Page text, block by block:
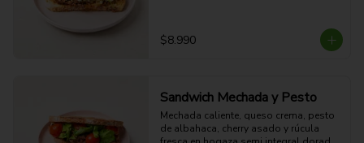
28g Proteina - 63g Carbohidratos -
31g grasa - 8g Fibra - 648 Kcal
$8.990
Sandwich Mechada y Pesto
Mechada caliente, queso crema, pesto
de albahaca, cherry asado y rúcula